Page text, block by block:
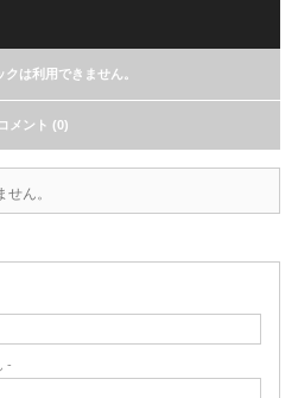
クは利用できません。
コメント (0)
ん。
-